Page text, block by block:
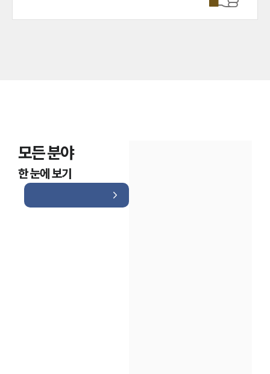
모든 분야
한 눈에 보기